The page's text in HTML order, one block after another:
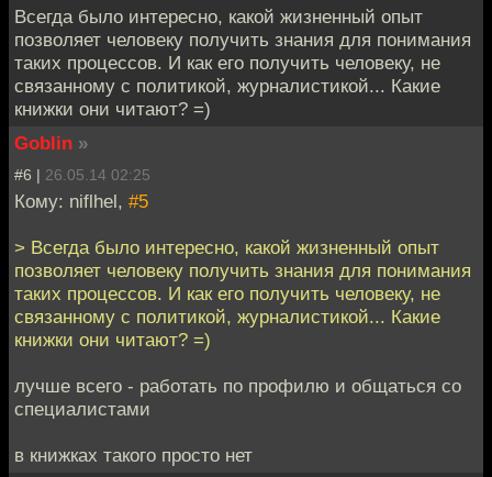
Всегда было интересно, какой жизненный опыт
позволяет человеку получить знания для понимания
таких процессов. И как его получить человеку, не
связанному с политикой, журналистикой... Какие
книжки они читают? =)
Goblin »
#6 | 26.05.14 02:25
Кому: niflhel, #5
> Всегда было интересно, какой жизненный опыт
позволяет человеку получить знания для понимания
таких процессов. И как его получить человеку, не
связанному с политикой, журналистикой... Какие
книжки они читают? =)
лучше всего - работать по профилю и общаться со
специалистами
в книжках такого просто нет